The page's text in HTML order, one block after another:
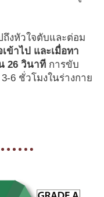
งหัวใจตับและต่อม
ข้าไป และเมื่อทา
26 วินาที การขับ
6 ชั่วโมงในร่างกาย